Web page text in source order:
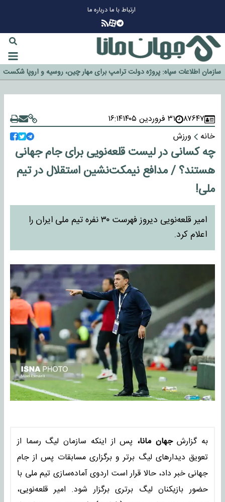
ارتباط با مادرباره ما
چرا طلا دوباره افزایشی شد؟
گزینه جدایی اوسمار روی میز مدیران پرسپولیس
آیا رئیس جمهور آمریکا قانون را دور می‌زند؟
۸۷۶۴۷ ۳۱ فروردین ۱۴۰۵
۱۶:۱۴
خانه
ورزش
چه کسانی در لیست قلعه‌نویی برای جام جهانی
هستند؟ / مدافع نیمکت‌نشین استقلال در تیم
ملی!
امیر قلعه‌نویی دیروز فهرست ۳۰ نفره تیم ملی ایران را
اعلام کرد.
به گزارشجهان مانا، پس از اینکه سازمان لیگ رسما از
تعویق دیدارهای لیگ برتر و برگزاری مسابقات پس از جام
جهانی خبر داد، حالا قرار است اردوی آماده‌سازی تیم ملی با
حضور بازیکنان لیگ برتری برگزار شود. امیر قلعه‌نویی،